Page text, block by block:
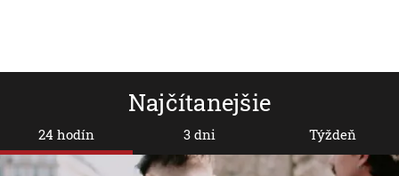
Najčítanejšie
24 hodín 3 dni Týždeň